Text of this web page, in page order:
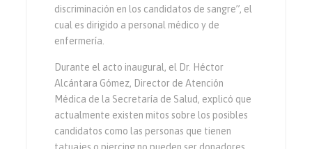
discriminación en los candidatos de sangre”, el
cual es dirigido a personal médico y de
enfermería.
Durante el acto inaugural, el Dr. Héctor
Alcántara Gómez, Director de Atención
Médica de la Secretaría de Salud, explicó que
actualmente existen mitos sobre los posibles
candidatos como las personas que tienen